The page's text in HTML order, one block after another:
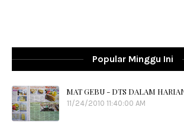
Popular Minggu Ini
MAT GEBU - DTS DALAM
11/24/2010 11:40:00 AM